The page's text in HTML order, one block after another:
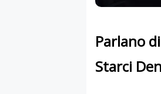
Parlano
Starci